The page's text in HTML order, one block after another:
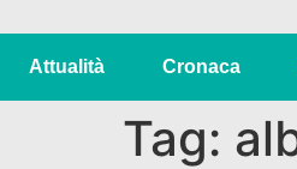
Attualità Cronaca
Tag: